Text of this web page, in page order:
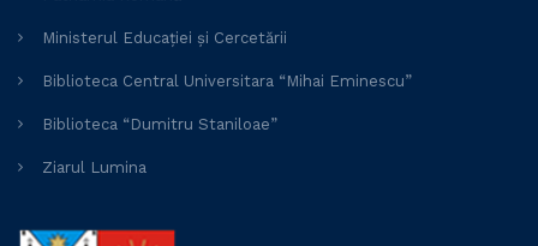
Ministerul Educației și Cercetării
Biblioteca Central Universitara “Mihai Eminescu”
Biblioteca “Dumitru Staniloae”
Ziarul Lumina